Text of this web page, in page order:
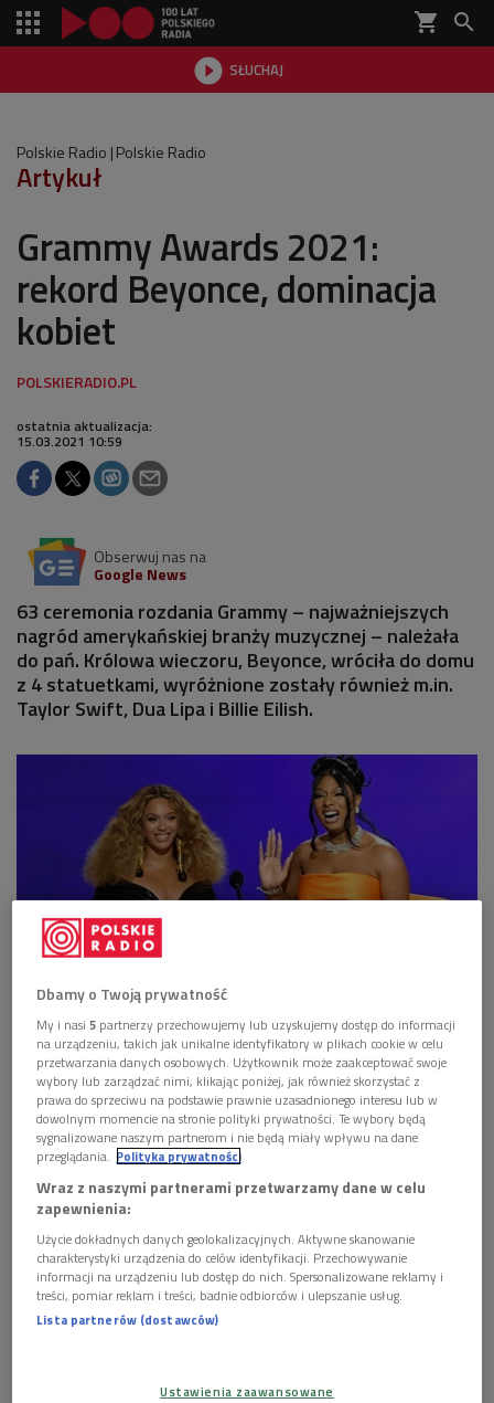
shopping_cart 
 SŁUCHAJ

Polskie Radio Polskie Radio
Artykuł
Grammy Awards 2021:
rekord Beyonce, dominacja
kobiet
ostatnia aktualizacja:
15.03.2021 10:59
Obserwuj nas na
Google News
63 ceremonia rozdania Grammy – najważniejszych
nagród amerykańskiej branży muzycznej – należała
do pań. Królowa wieczoru, Beyonce, wróciła do domu
z 4 statuetkami, wyróżnione zostały również m.in.
Taylor Swift, Dua Lipa i Billie Eilish.
Beyonce i Megan Thee Stallion Foto: PAP / Kevin Winter / HANDOUT
GALERIA
Dbamy o Twoją prywatność
My i nasi5 partnerzy przechowujemy lub uzyskujemy dostęp do informacji
na urządzeniu, takich jak unikalne identyfikatory w plikach cookie w celu
przetwarzania danych osobowych. Użytkownik może zaakceptować swoje
wybory lub zarządzać nimi, klikając poniżej, jak również skorzystać z
prawa do sprzeciwu na podstawie prawnie uzasadnionego interesu lub w
dowolnym momencie na stronie polityki prywatności. Te wybory będą
sygnalizowane naszym partnerom i nie będą miały wpływu na dane
przeglądania. Polityka prywatności
Wraz z naszymi partnerami przetwarzamy dane w celu
zapewnienia:
Użycie dokładnych danych geolokalizacyjnych. Aktywne skanowanie
charakterystyki urządzenia do celów identyfikacji. Przechowywanie
informacji na urządzeniu lub dostęp do nich. Spersonalizowane reklamy i
treści, pomiar reklam i treści, badnie odbiorców i ulepszanie usług.
Lista partnerów (dostawców)
Ustawienia zaawansowane